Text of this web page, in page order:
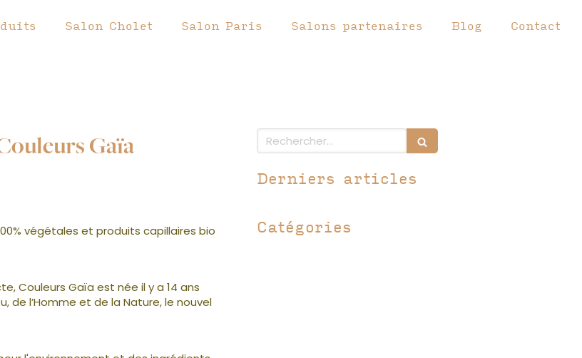
Salon Cholet Salon Paris Salons partenaires Blog Contact
Gaïa
végétales et produits capillaires bio
Couleurs Gaïa est née il y a 14 ans
de l’Homme et de la Nature, le nouvel
Rechercher
Derniers articles
Catégories